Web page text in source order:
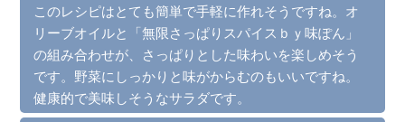
このレシピはとても簡単で手軽に作れそうですね。オ
リーブオイルと「無限さっぱりスパイスｂｙ味ぽん」
の組み合わせが、さっぱりとした味わいを楽しめそう
です。野菜にしっかりと味がからむのもいいですね。
健康的で美味しそうなサラダです。